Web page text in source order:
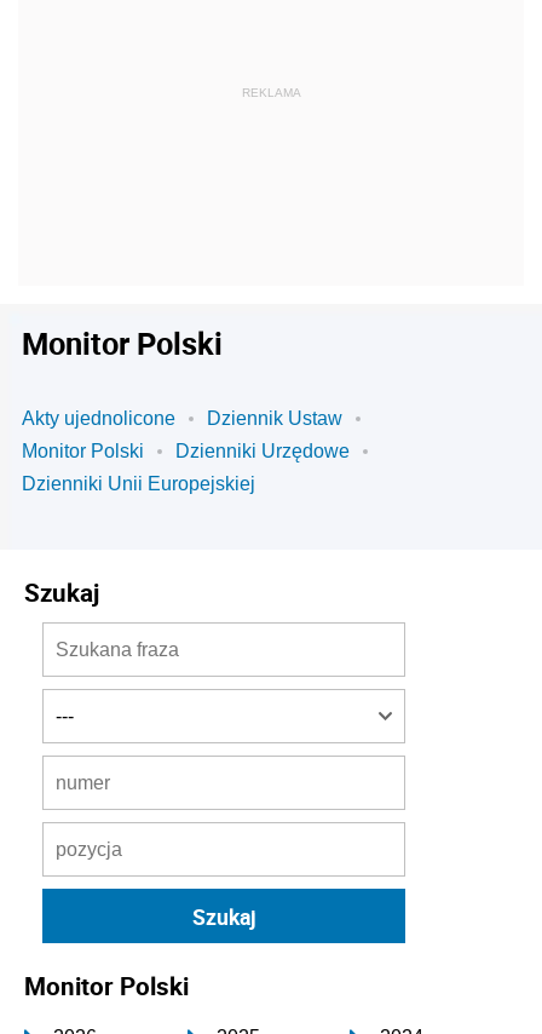
Monitor Polski
Akty ujednolicone
Dziennik Ustaw
Monitor Polski
Dzienniki Urzędowe
Dzienniki Unii Europejskiej
Szukaj
Monitor Polski